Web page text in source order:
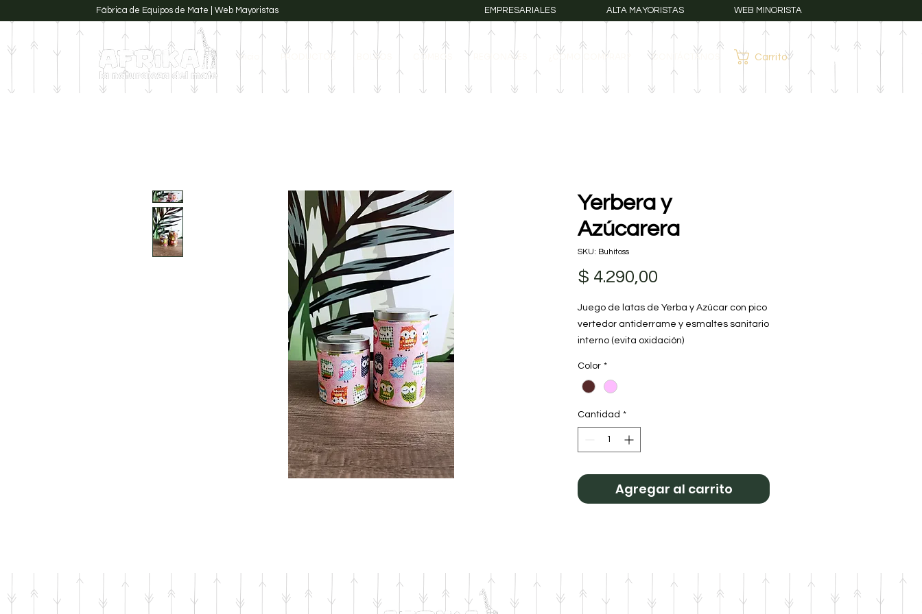
Fábrica de Equipos de Mate | Web Mayoristas EMPRESARIALES ALTA MAYORISTAS WEB MINORISTA
Inicio PRODUCTOS BOLSOS COMBOS REGIONALES ¿COMO COMPRAR? CONTÁCTANOS Carrito Iniciar sesión
Yerbera y
Azúcarera
SKU: Buhitoss
$ 4.290,00
Juego de latas de Yerba y Azúcar con pico
vertedor antiderrame y esmaltes sanitario
interno (evita oxidación)
145mm de altura.
Diseño: Buhitos
Color *
Cantidad *
Agregar al carrito